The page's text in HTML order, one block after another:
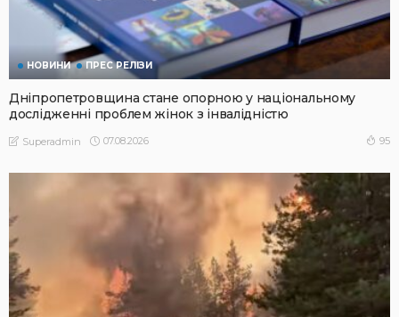
НОВИНИ ПРЕС РЕЛІЗИ
Дніпропетровщина стане опорною у національному
дослідженні проблем жінок з інвалідністю
Superadmin 07.08.2026 95